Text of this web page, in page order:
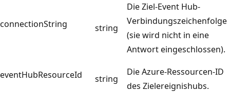
connectionString string
Die Ziel-Event Hub-
Verbindungszeichenfolge
(sie wird nicht in eine
Antwort eingeschlossen).
eventHubResourceId string
Die Azure-Ressourcen-ID
des Zielereignishubs.